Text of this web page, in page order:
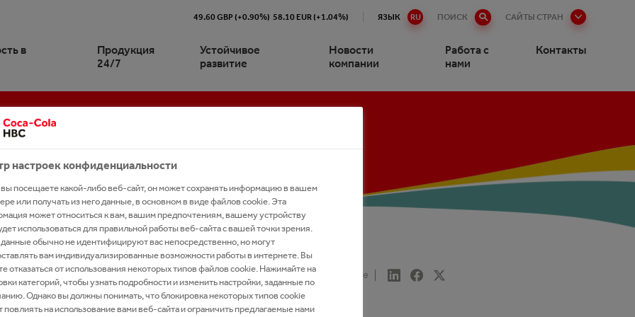
49.60 GBP (+0.90%) 58.10 EUR (+1.04%) ЯЗЫК RU ПОИСК САЙТЫ СТРАН
в
Продукция
24/7
Устойчивое
развитие
Новости
компании
Работа с
нами
Контакты
видение, стратегия и миссия
в социально-экономическое
отношения с The
Cola Company
о Coca-Cola HBC Belarus
отношения с
отношения с
24/7
и сокосодержащие напитки
чай
напитки
бренды
перед
к устойчивому развитию |
обзор
устойчивого развития
среда
именно мы
для студентов
наших сотрудников
ОТНОШЕНИЯ С
COMPANY
отношения с The Coca-Cola Company Share
настроек конфиденциальности
вы посещаете какой-либо веб-сайт, он может сохранять информацию в вашем
или получать из него данные, в основном в виде файлов cookie. Эта
может относиться к вам, вашим предпочтениям, вашему устройству
использоваться для правильной работы веб-сайта с вашей точки зрения.
данные обычно не идентифицируют вас непосредственно, но могут
вам индивидуализированные возможности работы в интернете. Вы
отказаться от использования некоторых типов файлов cookie. Нажимайте на
категорий, чтобы узнать подробности и изменить настройки, заданные по
Однако вы должны понимать, что блокировка некоторых типов cookie
повлиять на использование вами веб-сайта и ограничить предлагаемые нами